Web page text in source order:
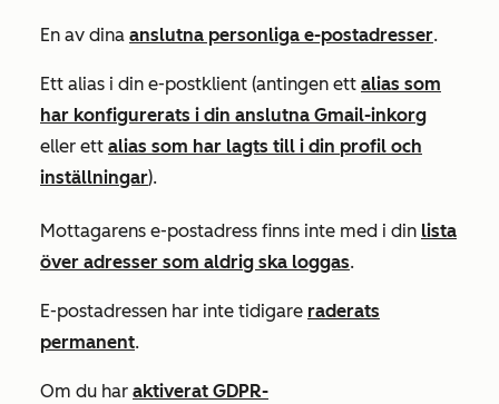
En av dina anslutna personliga e-postadresser.
Ett alias i din e-postklient (antingen ett alias som
har konfigurerats i din anslutna Gmail-inkorg
eller ett alias som har lagts till i din profil och
inställningar).
Mottagarens e-postadress finns inte med i din lista
över adresser som aldrig ska loggas.
E-postadressen har inte tidigare raderats
permanent.
Om du har aktiverat GDPR-